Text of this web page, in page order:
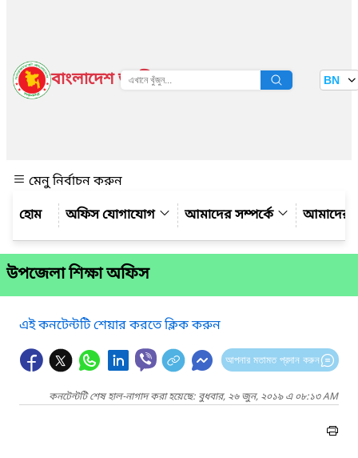
বাংলাদেশ জাতীয় তথ্য বাতায়ন BN
মেনু নির্বাচন করুন
অফিস যোগাযোগ
আমাদের সম্পর্কে আমাদের
উপজেলা শিক্ষা অফিস
এই কনটেন্টটি শেয়ার করতে ক্লিক করুন
আপনার মতামত প্রদান করুন
কনটেন্টটি শেষ হাল-নাগাদ করা হয়েছে: বুধবার, ২৬ জুন, ২০১৯ এ ০৮:১৩ AM